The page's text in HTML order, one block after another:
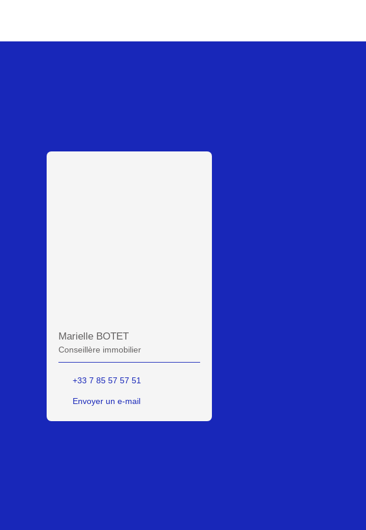
Marielle BOTET
Conseillère immobilier
+33 7 85 57 57 51
Envoyer un e-mail